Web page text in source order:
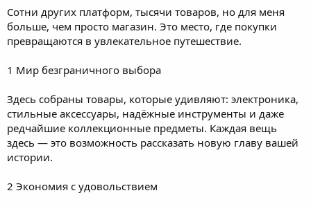
Сотни других платформ, тысячи товаров, но для меня
больше, чем просто магазин. Это место, где покупки
превращаются в увлекательное путешествие.
1 Мир безграничного выбора
Здесь собраны товары, которые удивляют: электроника,
стильные аксессуары, надёжные инструменты и даже
редчайшие коллекционные предметы. Каждая вещь
здесь — это возможность рассказать новую главу вашей
истории.
2 Экономия с удовольствием